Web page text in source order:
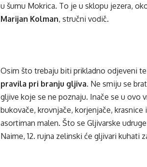
u šumu Mokrica. To je u sklopu jezera,
Marijan Kolman, stručni vodič.
Osim što trebaju biti prikladno odjeveni
pravila pri branju gljiva. Ne smiju se
gljive koje se ne poznaju. Inače se u ovo
bukovače, krovnjače, korjenjače,
asortiman malen. Što se Gljivarske
Naime, 12. rujna zelinski će gljivari kuhati